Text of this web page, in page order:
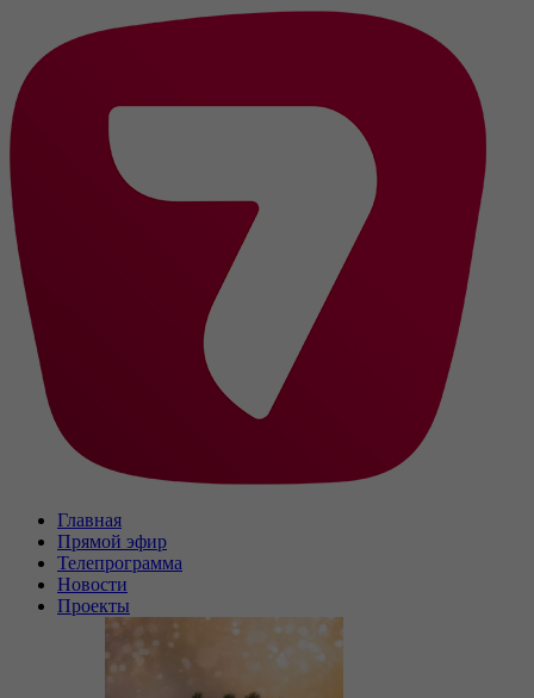
Главная
Прямой эфир
Телепрограмма
Новости
Проекты